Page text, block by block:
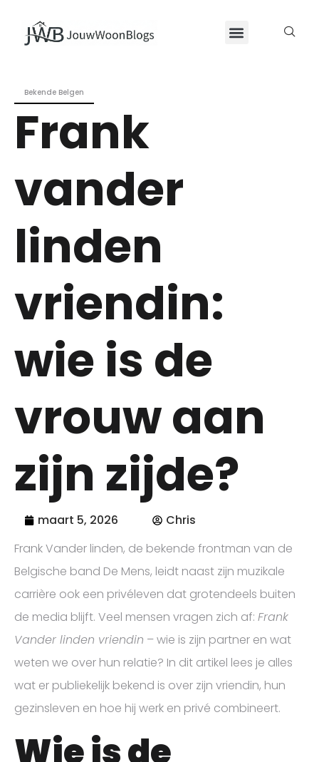
Bekende Belgen
Frank
vander
linden
vriendin:
wie is de
vrouw aan
zijn zijde?
maart 5, 2026
Chris
Frank Vander linden, de bekende frontman van de
Belgische band De Mens, leidt naast zijn muzikale
carrière ook een privéleven dat grotendeels buiten
de media blijft. Veel mensen vragen zich af: Frank
Vander linden vriendin – wie is zijn partner en wat
weten we over hun relatie? In dit artikel lees je alles
wat er publiekelijk bekend is over zijn vriendin, hun
gezinsleven en hoe hij werk en privé combineert.
Wie is de